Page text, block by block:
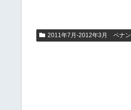
2011年7月-2012年3月 ペナン